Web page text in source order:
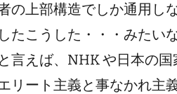
の上部構造でしか通用し
たこうした・・・みたい
言えば、NHK や日本の国
リート主義と事なかれ主